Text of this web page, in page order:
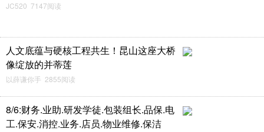
JC520 7147阅读
人文底蕴与硬核工程共生！昆山这座大桥
像绽放的并蒂莲
以薛谦你手 2855阅读
8/6:财务.业助.研发学徒.包装组长.品保.电
工.保安.消控.业务.店员.物业维修.保洁